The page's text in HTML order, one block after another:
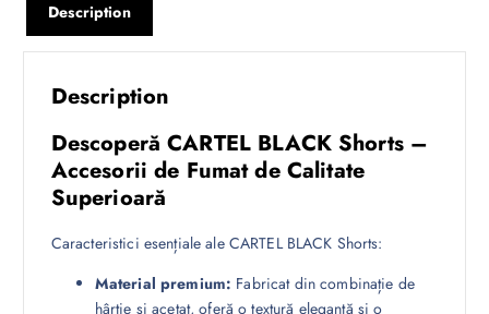
Description
Description
Descoperă CARTEL BLACK Shorts –
Accesorii de Fumat de Calitate
Superioară
Caracteristici esențiale ale CARTEL BLACK Shorts:
Material premium: Fabricat din combinație de
hârtie și acetat, oferă o textură elegantă și o